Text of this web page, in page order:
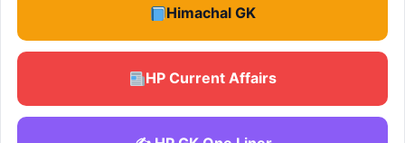
Himachal GK
HP Current Affairs